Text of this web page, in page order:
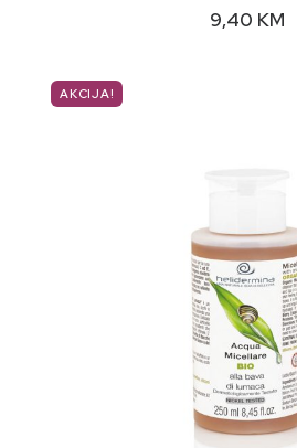
9,40 KM
AKCIJA!